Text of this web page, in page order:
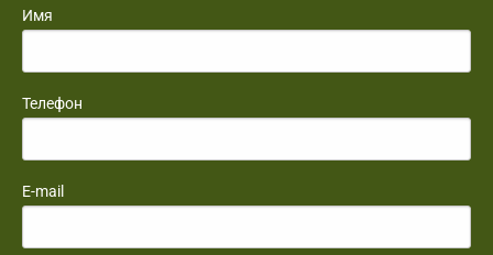
Имя
Телефон
E-mail